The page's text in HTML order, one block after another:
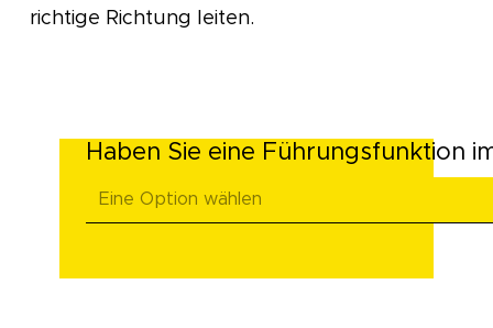
richtige Richtung leiten.
Haben Sie eine Führungsfunktion